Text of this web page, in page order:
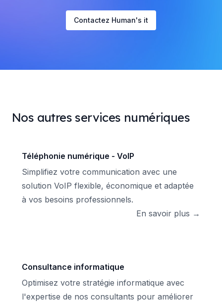
Contactez Human's it
Nos autres services numériques
Téléphonie numérique - VoIP
Simplifiez votre communication avec une
solution VoIP flexible, économique et adaptée
à vos besoins professionnels.
En savoir plus →
Consultance informatique
Optimisez votre stratégie informatique avec
l'expertise de nos consultants pour améliorer